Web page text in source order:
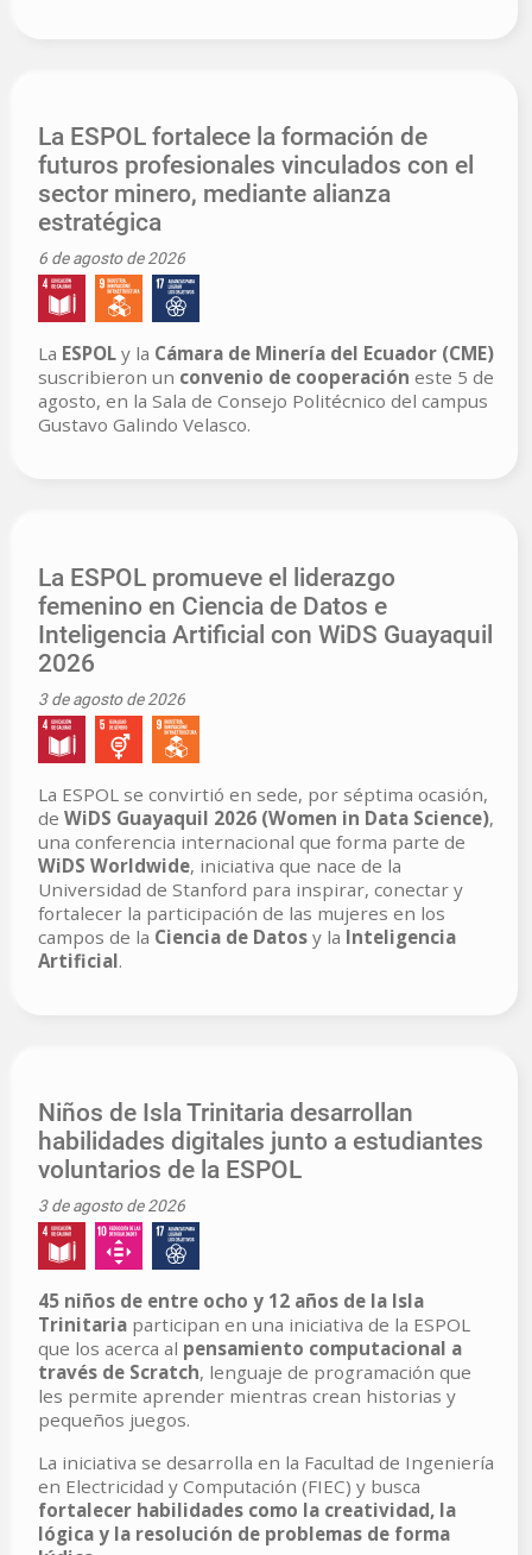
La ESPOL fortalece la formación de
futuros profesionales vinculados con el
sector minero, mediante alianza
estratégica
6 de agosto de 2026
La ESPOL y la Cámara de Minería del Ecuador (CME)
suscribieron un convenio de cooperación este 5 de
agosto, en la Sala de Consejo Politécnico del campus
Gustavo Galindo Velasco.
La ESPOL promueve el liderazgo
femenino en Ciencia de Datos e
Inteligencia Artificial con WiDS Guayaquil
2026
3 de agosto de 2026
La ESPOL se convirtió en sede, por séptima ocasión,
de WiDS Guayaquil 2026 (Women in Data Science),
una conferencia internacional que forma parte de
WiDS Worldwide, iniciativa que nace de la
Universidad de Stanford para inspirar, conectar y
fortalecer la participación de las mujeres en los
campos de la Ciencia de Datos y la Inteligencia
Artificial.
Niños de Isla Trinitaria desarrollan
habilidades digitales junto a estudiantes
voluntarios de la ESPOL
3 de agosto de 2026
45 niños de entre ocho y 12 años de la Isla
Trinitaria participan en una iniciativa de la ESPOL
que los acerca al pensamiento computacional a
través de Scratch, lenguaje de programación que
les permite aprender mientras crean historias y
pequeños juegos.
La iniciativa se desarrolla en la Facultad de Ingeniería
en Electricidad y Computación (FIEC) y busca
fortalecer habilidades como la creatividad, la
lógica y la resolución de problemas de forma